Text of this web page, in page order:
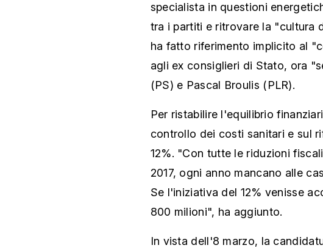
specialista in questioni
tra i partiti e ritrovare la "cultura
ha fatto riferimento implicito al
agli ex consiglieri di Stato, ora
(PS) e Pascal Broulis (PLR).
Per ristabilire l'equilibrio
controllo dei costi sanitari e sul
12%. "Con tutte le riduzioni
2017, ogni anno mancano alle
Se l'iniziativa del 12% venisse
800 milioni", ha aggiunto.
In vista dell'8 marzo, la